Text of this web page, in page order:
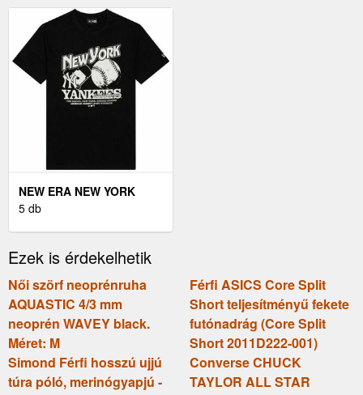
NEW ERA NEW YORK
YANKEES MLB FÉRFI
5 db
Ezek is érdekelhetik
Női szörf neoprénruha
AQUASTIC 4/3 mm
neoprén WAVEY black.
Méret: M
Férfi ASICS Core Split
Short teljesítményű fekete
futónadrág (Core Split
Short 2011D222-001)
Simond Férfi hosszú ujjú
túra póló, merinógyapjú -
Converse CHUCK
TAYLOR ALL STAR